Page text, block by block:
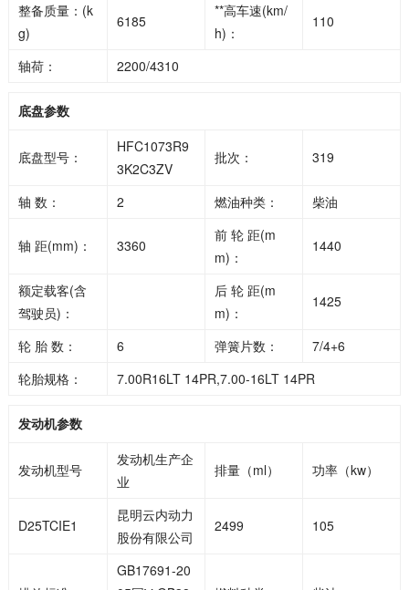
整备质量：(k
g)
6185
**高车速(km/
h)：
110
轴荷： 2200/4310
底盘参数
底盘型号：
HFC1073R9
3K2C3ZV
批次： 319
轴 数： 2 燃油种类： 柴油
轴 距(mm)： 3360
前 轮 距(m
m)：
1440
额定载客(含
驾驶员)：
后 轮 距(m
m)：
1425
轮 胎 数： 6 弹簧片数：
7/4+6
轮胎规格：
7.00R16LT 14PR,7.00-16LT 14PR
发动机参数
发动机型号
发动机生产企
业
排量（ml） 功率（kw）
D25TCIE1
昆明云内动力
股份有限公司
2499 105
GB17691-20